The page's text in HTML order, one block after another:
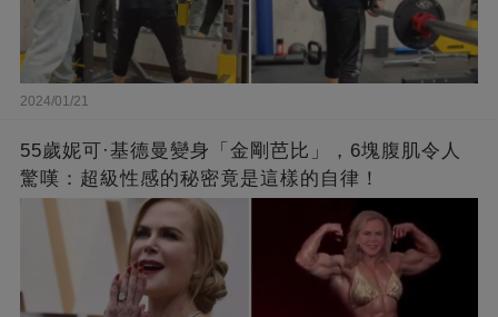
2024/01/21
55歲妮可·基德曼變身「金剛芭比」，6塊腹肌令人
驚嘆：超級性感的秘密竟是這樣的自律！